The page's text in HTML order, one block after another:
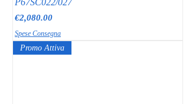
Price
€2,080.00
Spese Consegna
Promo Attiva